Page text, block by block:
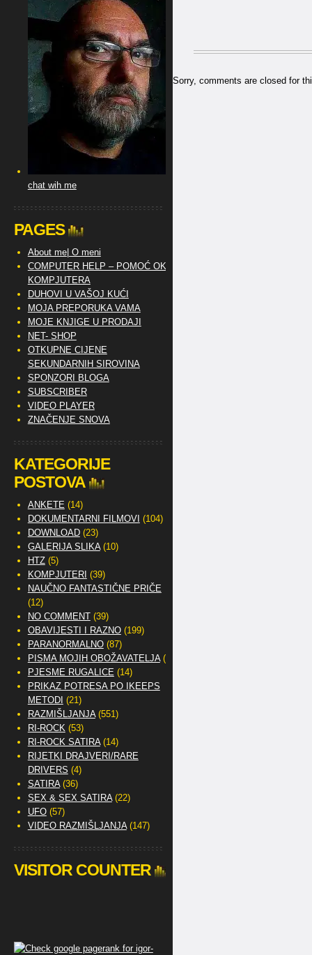
Sorry, comments are closed for
chat wih me
PAGES
About me| O meni
COMPUTER HELP – POMOĆ OKO
KOMPJUTERA
DUHOVI U VAŠOJ KUĆI
MOJA PREPORUKA VAMA
MOJE KNJIGE U PRODAJI
NET- SHOP
OTKUPNE CIJENE
SEKUNDARNIH SIROVINA
SPONZORI BLOGA
SUBSCRIBER
VIDEO PLAYER
ZNAČENJE SNOVA
KATEGORIJE
POSTOVA
ANKETE (14)
DOKUMENTARNI FILMOVI (104)
DOWNLOAD(23)
GALERIJA SLIKA(10)
HTZ(5)
KOMPJUTERI (39)
NAUČNO FANTASTIČNE PRIČE
(12)
NO COMMENT(39)
OBAVIJESTI I RAZNO(199)
PARANORMALNO(87)
PISMA MOJIH OBOŽAVATELJA(2)
PJESME RUGALICE (14)
PRIKAZ POTRESA PO IKEEPS
METODI (21)
RAZMIŠLJANJA(551)
RI-ROCK(53)
RI-ROCK SATIRA(14)
RIJETKI DRAJVERI/RARE
DRIVERS (4)
SATIRA(36)
SEX & SEX SATIRA(22)
UFO(57)
VIDEO RAZMIŠLJANJA(147)
VISITOR COUNTER